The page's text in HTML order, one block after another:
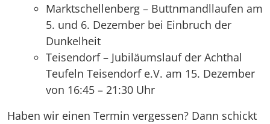
Marktschellenberg – Buttnmandllaufen am
5. und 6. Dezember bei Einbruch der
Dunkelheit
Teisendorf – Jubiläumslauf der Achthal
Teufeln Teisendorf e.V. am 15. Dezember
von 16:45 – 21:30 Uhr
Haben wir einen Termin vergessen? Dann schickt